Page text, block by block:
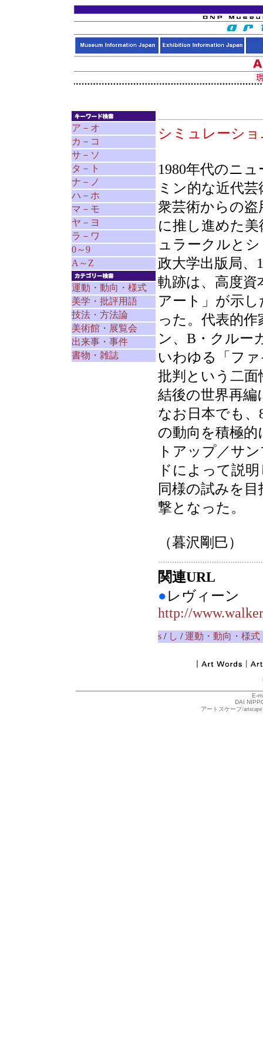
ア－オ
カ－コ
サ－ソ
タ－ト
ナ－ノ
ハ－ホ
マ－モ
ヤ－ヨ
ラ－ワ
0～9
A～Z
運動・動向・様式
美学・批評用語
技法・方法論
美術館・展覧会
出来事・事件
書物・雑誌
シミュレーシ
1980年代のニ
ミン的な近代
衆芸術からの盗
に推し進めた
ュラークルと
政大学出版局、
軌跡は、高度資
アート」が示
った。代表的
ン、B・クルー
いわゆる「フ
批判という二
結後の世界再
なお日本でも、
の動向を積極
トアップ／サ
ドによって説
同様の試みを
撃となった。
（暮沢剛巳）
関連URL
●レヴィーン
http://
s/ し /運動・動向・様式
E-
DAI
アートスケープ/